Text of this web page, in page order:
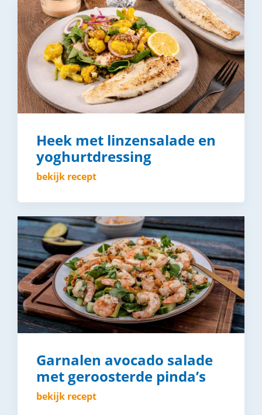
Heek met linzensalade en
yoghurtdressing
bekijk recept
Garnalen avocado salade
met geroosterde pinda’s
bekijk recept